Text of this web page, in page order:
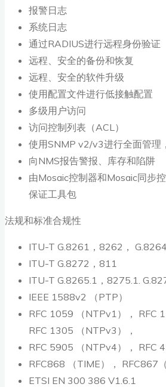
报警日志
系统日志
通过RADIUS进行远程身份验证
远程、安全的备份和恢复
远程、安全的软件升级
使用配置文件进行低接触配置
多级用户访问
访问控制列表（ACL）
使用SNMP v2/v3进行全面管理
向NMS报告警报、库存和陷阱
由Mosaic控制器和Mosaic同步
保证工具包
法规和标准合规性
ITU-T G.8261，8262， G.8264
ITU-T G.8272，811
ITU-T G.8265.1，8275.1.
IEEE 1588v2 （PTP）
RFC 1059 （NTPv1）， RFC
RFC 1305 （NTPv3），
RFC 5905 （NTPv4）， RFC
RFC868 （TIME）， RFC867
ETSI EN 300 386 V1.6.1